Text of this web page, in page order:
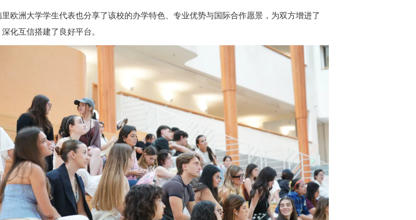
欧洲大学学生代表也分享了该校的办学特色、专业优势与国际合作愿景，为双方增进了
化互信搭建了良好平台。